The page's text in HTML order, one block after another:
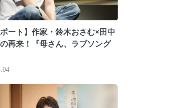
ポート】作家・鈴木おさむ×田中
再来！『母さん、ラブソング